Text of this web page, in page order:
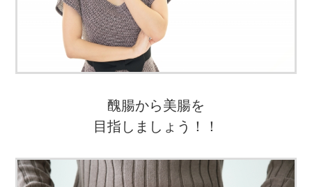
醜腸から美腸を
目指しましょう！！